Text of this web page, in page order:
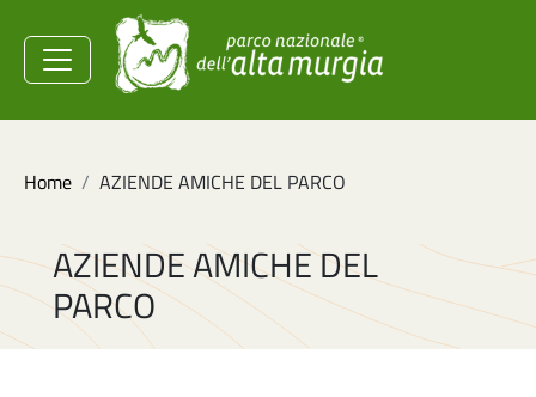
Salta al contenuto principale
della Sicurezza
Energetica
Home
AZIENDE AMICHE DEL PARCO
AZIENDE AMICHE DEL
PARCO